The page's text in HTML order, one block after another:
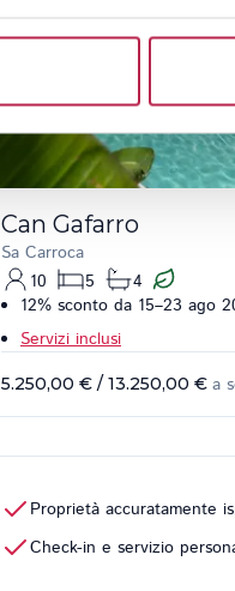
Can Gafarro
Sa Carroca
10
5
4
12% sconto da 15–23 ago
Servizi inclusi
5.250,00 € / 13.250,00 € a
Proprietà accuratamente
Check-in e servizio